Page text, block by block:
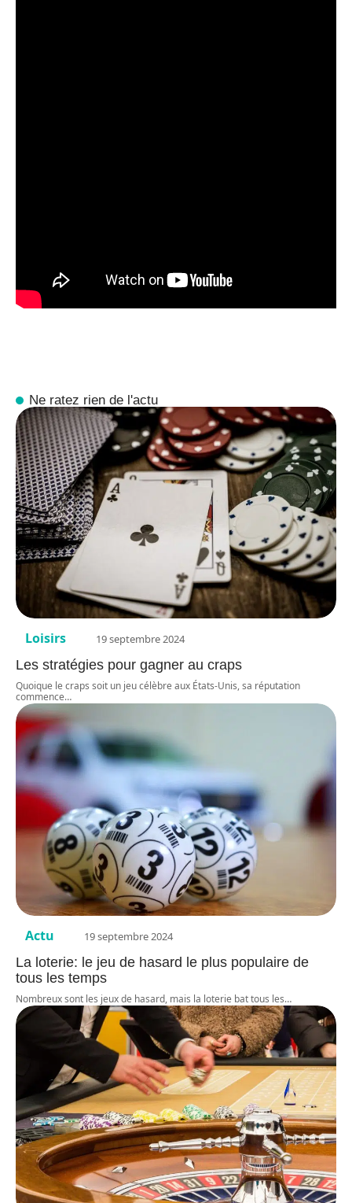
Ne ratez rien de l'actu
Loisirs 19 septembre 2024
Les stratégies pour gagner au craps
Quoique le craps soit un jeu célèbre aux États-Unis, sa réputation
commence…
Actu 19 septembre 2024
La loterie: le jeu de hasard le plus populaire de
tous les temps
Nombreux sont les jeux de hasard, mais la loterie bat tous les…